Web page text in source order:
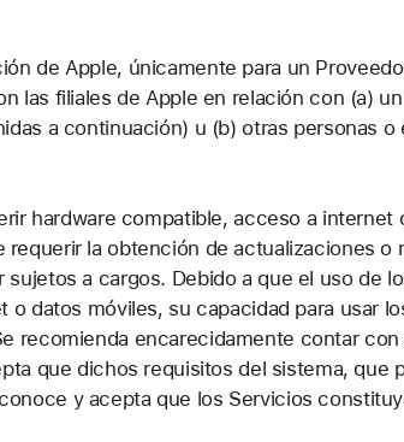
de Apple, únicamente para un
las filiales de Apple en relación con (a)
a continuación) u (b) otras personas o
hardware compatible, acceso a internet
la obtención de actualizaciones o
a cargos. Debido a que el uso de
datos móviles, su capacidad para usar
recomienda encarecidamente contar con
que dichos requisitos del sistema, que
y acepta que los Servicios